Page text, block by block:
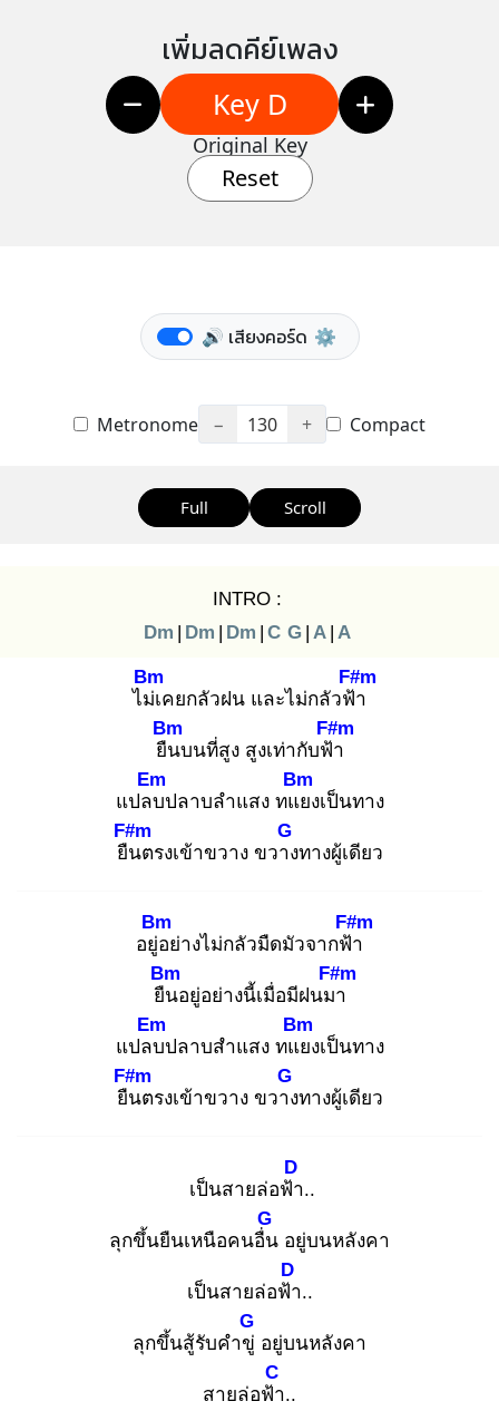
เพิ่มลดคีย์เพลง
Key D
Original Key
Reset
🔊 เสียงคอร์ด ⚙️
Metronome − 130 + Compact
Full Scroll
INTRO :
Dm | Dm | Dm | C G | A | A
ไม่เ
Bm
คยกลัวฝน และไม่กลัวฟ้า
F#m
ยืน
Bm
บนที่สูง สูงเท่ากับฟ้า
F#m
แปลบ
Em
ปลาบลำแสง ทแย
Bm
งเป็นทาง
ยืน
F#m
ตรงเข้าขวาง ขวาง
G
ทางผู้เดียว
อยู่อ
Bm
ย่างไม่กลัวมืดมัวจากฟ้า
F#m
ยืน
Bm
อยู่อย่างนี้เมื่อมีฝนมา
F#m
แปลบ
Em
ปลาบสำแสง ทแย
Bm
งเป็นทาง
ยืน
F#m
ตรงเข้าขวาง ขวาง
G
ทางผู้เดียว
เป็นสายล่อฟ้า
D
..
ลุกขึ้นยืนเหนือคนอื่น
G
อยู่บนหลังคา
เป็นสายล่อฟ้า
D
..
ลุกขึ้นสู้รับคำขู่
G
อยู่บนหลังคา
สายล่อฟ้า
C
..